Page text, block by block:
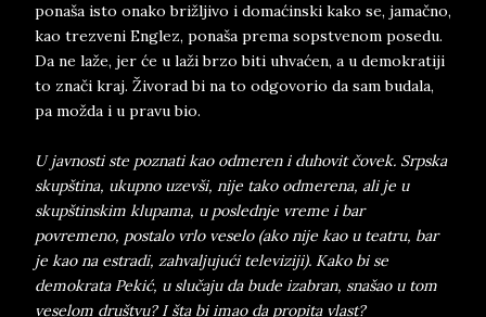
ponaša isto onako brižljivo i domaćinski kako se, jamačno,
kao trezveni Englez, ponaša prema sopstvenom posedu.
Da ne laže, jer će u laži brzo biti uhvaćen, a u demokratiji
to znači kraj. Živorad bi na to odgovorio da sam budala,
pa možda i u pravu bio.
U javnosti ste poznati kao odmeren i duhovit čovek. Srpska
skupština, ukupno uzevši, nije tako odmerena, ali je u
skupštinskim klupama, u poslednje vreme i bar
povremeno, postalo vrlo veselo (ako nije kao u teatru, bar
je kao na estradi, zahvaljujući televiziji). Kako bi se
demokrata Pekić, u slučaju da bude izabran, snašao u tom
veselom društvu? I šta bi imao da propita vlast?